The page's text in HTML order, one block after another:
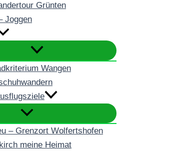
Grünten
Joggen
Wangen
– Grenzort Wolfertshofen
meine Heimat